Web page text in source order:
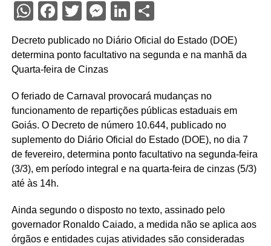
WhatsApp
Facebook
Twitter
Messenger
LinkedIn
Share
Decreto publicado no Diário Oficial do Estado (DOE)
determina ponto facultativo na segunda e na manhã da
Quarta-feira de Cinzas
O feriado de Carnaval provocará mudanças no
funcionamento de repartições públicas estaduais em
Goiás. O Decreto de número 10.644, publicado no
suplemento do Diário Oficial do Estado (DOE), no dia 7
de fevereiro, determina ponto facultativo na segunda-feira
(3/3), em período integral e na quarta-feira de cinzas (5/3)
até às 14h.
Ainda segundo o disposto no texto, assinado pelo
governador Ronaldo Caiado, a medida não se aplica aos
órgãos e entidades cujas atividades são consideradas